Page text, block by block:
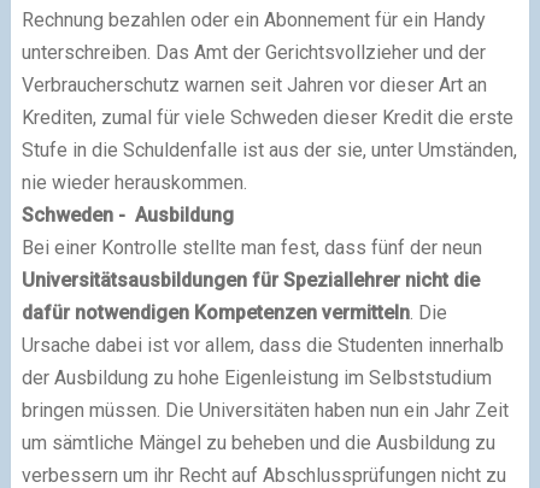
Rechnung bezahlen oder ein Abonnement für ein Handy
unterschreiben. Das Amt der Gerichtsvollzieher und der
Verbraucherschutz warnen seit Jahren vor dieser Art an
Krediten, zumal für viele Schweden dieser Kredit die erste
Stufe in die Schuldenfalle ist aus der sie, unter Umständen,
nie wieder herauskommen.
Schweden - Ausbildung
Bei einer Kontrolle stellte man fest, dass fünf der neun
Universitätsausbildungen für Speziallehrer nicht die
dafür notwendigen Kompetenzen vermitteln. Die
Ursache dabei ist vor allem, dass die Studenten innerhalb
der Ausbildung zu hohe Eigenleistung im Selbststudium
bringen müssen. Die Universitäten haben nun ein Jahr Zeit
um sämtliche Mängel zu beheben und die Ausbildung zu
verbessern um ihr Recht auf Abschlussprüfungen nicht zu